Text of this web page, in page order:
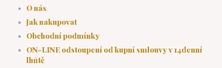
O nás
Jak nakupovat
Obchodní podmínky
ON-LINE odstoupení od kupní smlouvy v 14denní
lhůtě